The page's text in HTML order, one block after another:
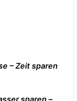
– Zeit sparen
sparen –